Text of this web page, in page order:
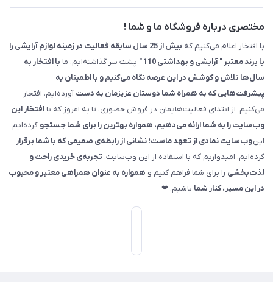
مختصری درباره فروشگاه ما و شما !
با افتخار اعلام می‌کنیم که
بیش از 25 سال سابقه فعالیت در زمینه لوازم آرایشی را
با برند معتبر " آرایشی و بهداشتی 110 "
پشت سر گذاشته‌ایم. ما با افتخار به
سال‌ها تلاش و کوشش در این عرصه نگاه می‌کنیم و با اطمینان به
پیشرفت‌هایی که به همراه شما دوستان عزیزمان به دستآورده‌ایم، افتخار
می‌کنیم. از ابتدای فعالیت‌هایمان در فروش حضوری، تا به امروز که با افتخار این
وب‌سایت را به شما ارائه می‌دهیم، همواره بهترین را برای شما جستجو کرده‌ایم.
اینوب‌سایت نمادی از تعهد ماست؛ نشانی از رابطه‌ی صمیمی که با شما برقرار
کرده‌ایم. امیدواریم که با استفاده از این وب‌سایت، تجربه‌ی خریدی راحت و
لذت‌بخشی را برای شما فراهم کنیم و همواره به عنوان همراهی معتبر و محبوب
در این مسیر، کنار شما باشیم. ❤